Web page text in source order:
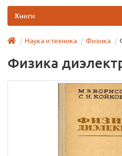
Книги
Наука и техника Физика
Физика